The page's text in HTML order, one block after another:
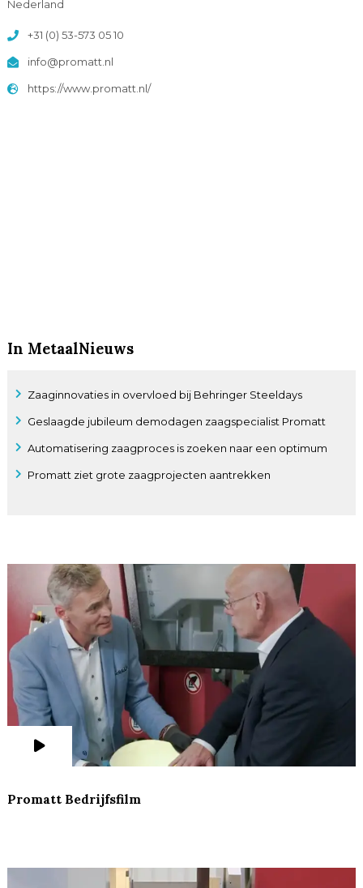
Nederland
+31 (0) 53-573 05 10
info@promatt.nl
https://www.promatt.nl/
In MetaalNieuws
Zaaginnovaties in overvloed bij Behringer Steeldays
Geslaagde jubileum demodagen zaagspecialist Promatt
Automatisering zaagproces is zoeken naar een optimum
Promatt ziet grote zaagprojecten aantrekken
Promatt Bedrijfsfilm